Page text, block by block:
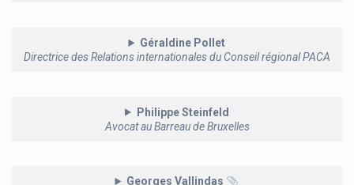
Géraldine Pollet
Directrice des Relations internationales du Conseil régional PACA
Philippe Steinfeld
Avocat au Barreau de Bruxelles
Georges Vallindas